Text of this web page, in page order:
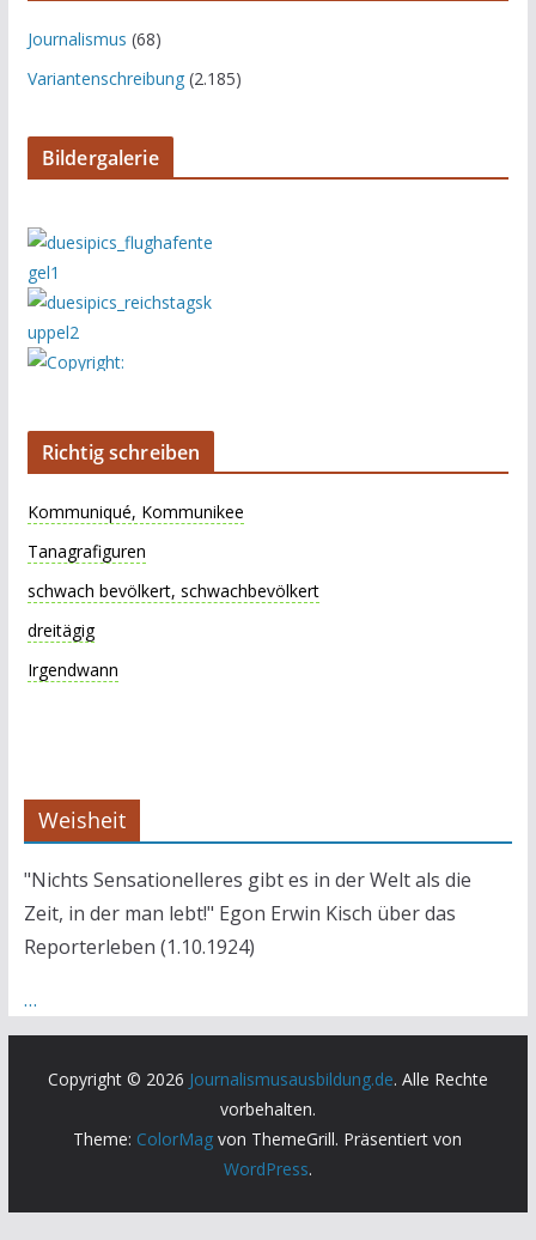
Journalismus (68)
Variantenschreibung(2.185)
Bildergalerie
Richtig schreiben
Kommuniqué, Kommunikee
Tanagrafiguren
schwach bevölkert, schwachbevölkert
dreitägig
Irgendwann
Weisheit
"Nichts Sensationelleres gibt es in der Welt als die
Zeit, in der man lebt!" Egon Erwin Kisch über das
Reporterleben (1.10.1924)
…
Copyright © 2026 Journalismusausbildung.de. Alle Rechte
vorbehalten.
Theme: ColorMag von ThemeGrill. Präsentiert von
WordPress.